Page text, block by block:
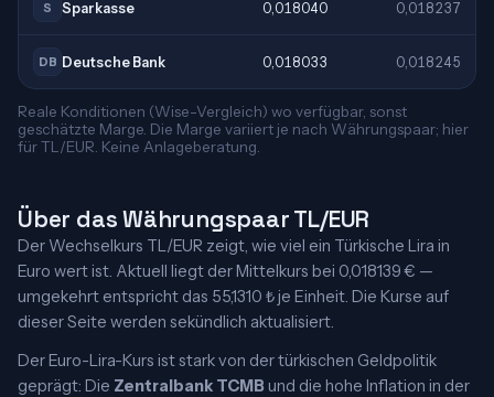
S Sparkasse 0,018040 0,018237
DB Deutsche Bank 0,018033 0,018245
Reale Konditionen (Wise-Vergleich) wo verfügbar, sonst
geschätzte Marge. Die Marge variiert je nach Währungspaar; hier
für TL/EUR. Keine Anlageberatung.
Über das Währungspaar TL/EUR
Der Wechselkurs TL/EUR zeigt, wie viel ein Türkische Lira in
Euro wert ist. Aktuell liegt der Mittelkurs bei 0,018139 € —
umgekehrt entspricht das 55,1310 ₺ je Einheit. Die Kurse auf
dieser Seite werden sekündlich aktualisiert.
Der Euro-Lira-Kurs ist stark von der türkischen Geldpolitik
geprägt: Die Zentralbank TCMBund die hohe Inflation in der